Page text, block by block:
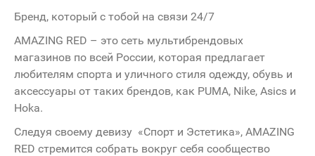
DNS
Protec
Бренд, который с тобой на связи 24/7
AMAZING RED – это сеть мультибрендовых
магазинов по всей России, которая предлагает
любителям спорта и уличного стиля одежду, обувь и
аксессуары от таких брендов, как PUMA, Nike, Asics и
Hoka.
Следуя своему девизу «Спорт и Эстетика», AMAZING
RED стремится собрать вокруг себя сообщество